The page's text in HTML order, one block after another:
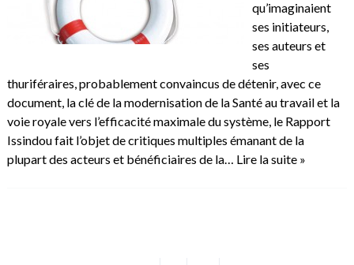
qu’imaginaient
ses initiateurs,
ses auteurs et
ses
thuriféraires, probablement convaincus de détenir, avec ce
document, la clé de la modernisation de la Santé au travail et la
voie royale vers l’efficacité maximale du système, le Rapport
Issindou fait l’objet de critiques multiples émanant de la
plupart des acteurs et bénéficiaires de la… Lire la suite »